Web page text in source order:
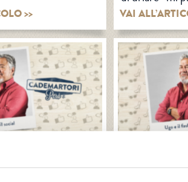
>> VAI
2017